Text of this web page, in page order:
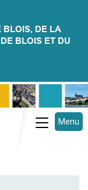
BLOIS, DE LA
BLOIS ET DU
Toggle
Menu